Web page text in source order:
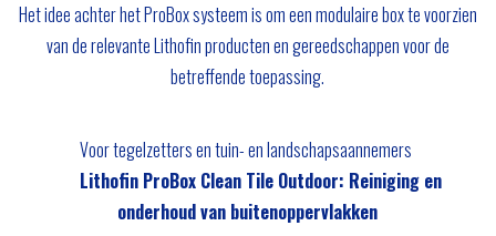
Het idee achter het ProBox systeem is om een modulaire box te voorzien
van de relevante Lithofin producten en gereedschappen voor de
betreffende toepassing.
Voor tegelzetters en tuin- en landschapsaannemers
Lithofin ProBox Clean Tile Outdoor: Reiniging en
onderhoud van buitenoppervlakken